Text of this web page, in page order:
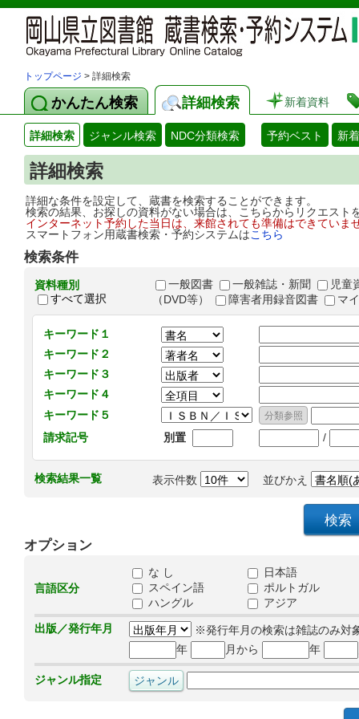
トップページ > 詳細検索
かんたん検索 詳細検索 新着資料
詳細検索 ジャンル検索 NDC分類検索 予約ベスト 新
詳細検索
詳細な条件を設定して、蔵書を検索することができます。
検索の結果、お探しの資料がない場合は、こちらからリクエス
インターネット予約した当日は、来館されても準備はできてい
スマートフォン用蔵書検索・予約システムはこちら
検索条件
資料種別
すべて選択
一般図書 一般雑誌・新聞
児童
（DVD等）
障害者用録音図書 マ
キーワード１
キーワード２
キーワード３
キーワード４
キーワード５
請求記号
別置 /
検索結果一覧 表示件数 並びかえ
オプション
言語区分
な し
日本語
スペイン語
ポルトガル
ハングル
アジア
出版／発行年月
※発行年月の検索は雑誌のみ対
年
月から 年
ジャンル指定